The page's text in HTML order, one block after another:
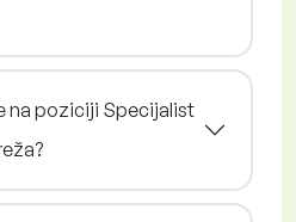
na poziciji Specijalist